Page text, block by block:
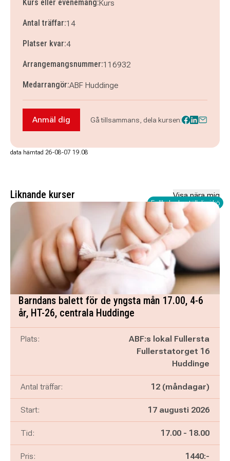
Kurs eller evenemang:Kurs
Antal träffar:14
Platser kvar:4
Arrangemangsnummer:116932
Medarrangör:ABF Huddinge
Anmäl dig till Finska fortsättning tis kl. 19.30-
Anmäl dig Gå tillsammans, dela kursen:
data hämtad 26-08-07 19.08
Liknande kurser Visa nära mig
Fullbokad - ställ dig i kö
Barndans balett för de yngsta mån 17.00, 4-6
år, HT-26, centrala Huddinge
Plats:
ABF:s lokal Fullersta
Fullerstatorget 16
Huddinge
Antal träffar: 12 (måndagar)
Start: 17 augusti 2026
Tid: Pågår mellan
17.00 - och
18.00
Pris: 1440:-